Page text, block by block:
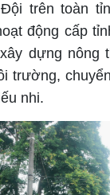
trên toàn
động cấp
dựng nông
trường,
nhi.